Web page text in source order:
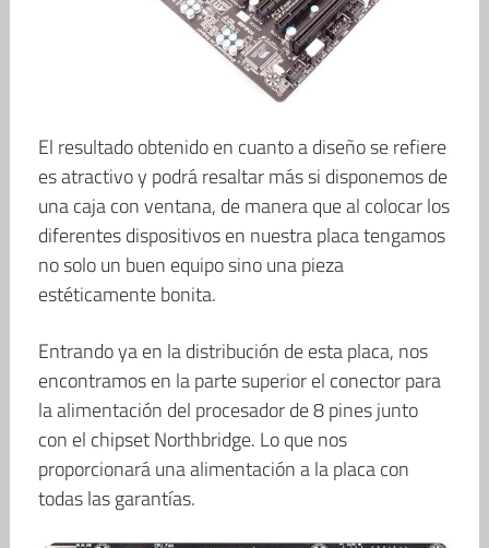
El resultado obtenido en cuanto a diseño se refiere
es atractivo y podrá resaltar más si disponemos de
una caja con ventana, de manera que al colocar los
diferentes dispositivos en nuestra placa tengamos
no solo un buen equipo sino una pieza
estéticamente bonita.
Entrando ya en la distribución de esta placa, nos
encontramos en la parte superior el conector para
la alimentación del procesador de 8 pines junto
con el chipset Northbridge. Lo que nos
proporcionará una alimentación a la placa con
todas las garantías.